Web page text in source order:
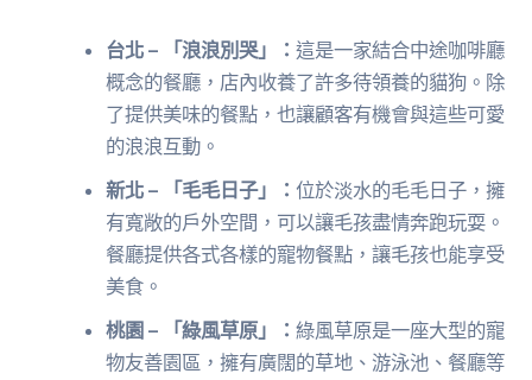
台北 – 「浪浪別哭」：這是一家結合中途咖啡廳
概念的餐廳，店內收養了許多待領養的貓狗。除
了提供美味的餐點，也讓顧客有機會與這些可愛
的浪浪互動。
新北 – 「毛毛日子」：位於淡水的毛毛日子，擁
有寬敞的戶外空間，可以讓毛孩盡情奔跑玩耍。
餐廳提供各式各樣的寵物餐點，讓毛孩也能享受
美食。
桃園 – 「綠風草原」：綠風草原是一座大型的寵
物友善園區，擁有廣闊的草地、游泳池、餐廳等